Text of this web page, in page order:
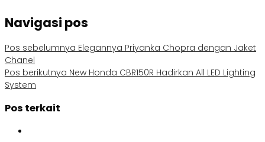
Navigasi pos
Pos sebelumnya Elegannya Priyanka Chopra dengan Jaket
Chanel
Pos berikutnya New Honda CBR150R Hadirkan All LED Lighting
System
Pos terkait